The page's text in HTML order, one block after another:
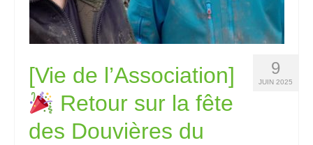
9
JUIN 2025
[Vie de l’Association]
Retour sur la fête
des Douvières du